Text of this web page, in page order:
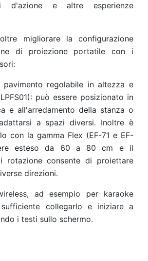
e altre esperienze
migliorare la configurazione
di proiezione portatile con i
regolabile in altezza e
può essere posizionato in
e all'arredamento della stanza o
a spazi diversi. Inoltre è
con la gamma Flex (EF-71 e EF-
esteso da 60 a 80 cm e il
rotazione consente di proiettare
direzioni.
ad esempio per karaoke
sufficiente collegarlo e iniziare a
i testi sullo schermo.